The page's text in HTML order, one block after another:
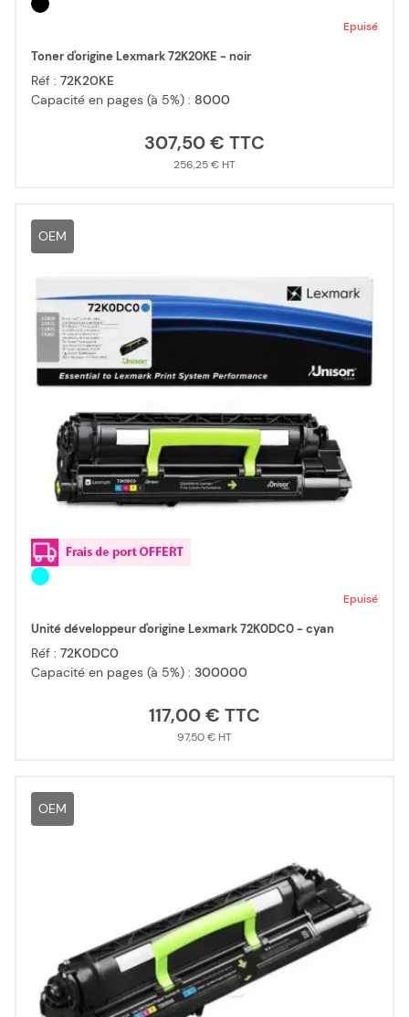
Epuisé
Toner d'origine Lexmark 72K20KE - noir
Réf : 72K20KE
Capacité en pages (à 5%) : 8000
307,50 €
256,25 €
OEM
Epuisé
Unité développeur d'origine Lexmark 72K0DC0 - cyan
Réf : 72K0DC0
Capacité en pages (à 5%) : 300000
117,00 €
97,50 €
OEM